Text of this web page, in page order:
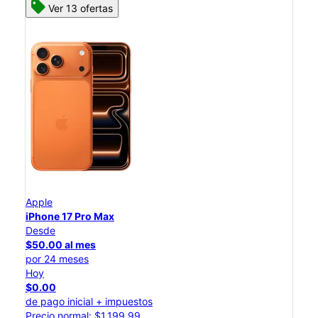
Ver 13 ofertas
Apple
iPhone 17 Pro Max
Desde
$50.00 al mes
por 24 meses
Hoy
$0.00
de pago inicial + impuestos